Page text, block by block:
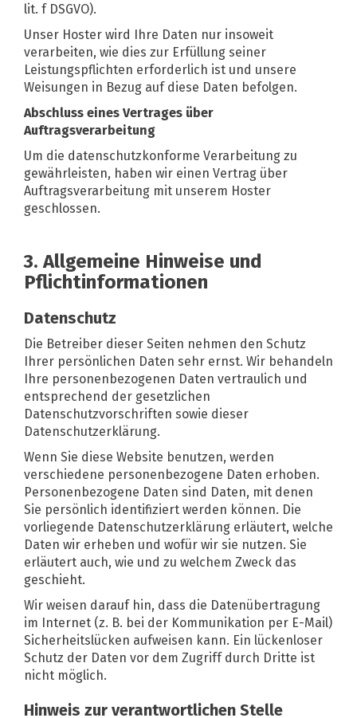
lit. f DSGVO).
Unser Hoster wird Ihre Daten nur insoweit
verarbeiten, wie dies zur Erfüllung seiner
Leistungspflichten erforderlich ist und unsere
Weisungen in Bezug auf diese Daten befolgen.
Abschluss eines Vertrages über
Auftragsverarbeitung
Um die datenschutzkonforme Verarbeitung zu
gewährleisten, haben wir einen Vertrag über
Auftragsverarbeitung mit unserem Hoster
geschlossen.
3. Allgemeine Hinweise und
Pflichtinformationen
Datenschutz
Die Betreiber dieser Seiten nehmen den Schutz
Ihrer persönlichen Daten sehr ernst. Wir behandeln
Ihre personenbezogenen Daten vertraulich und
entsprechend der gesetzlichen
Datenschutzvorschriften sowie dieser
Datenschutzerklärung.
Wenn Sie diese Website benutzen, werden
verschiedene personenbezogene Daten erhoben.
Personenbezogene Daten sind Daten, mit denen
Sie persönlich identifiziert werden können. Die
vorliegende Datenschutzerklärung erläutert, welche
Daten wir erheben und wofür wir sie nutzen. Sie
erläutert auch, wie und zu welchem Zweck das
geschieht.
Wir weisen darauf hin, dass die Datenübertragung
im Internet (z. B. bei der Kommunikation per E-Mail)
Sicherheitslücken aufweisen kann. Ein lückenloser
Schutz der Daten vor dem Zugriff durch Dritte ist
nicht möglich.
Hinweis zur verantwortlichen Stelle